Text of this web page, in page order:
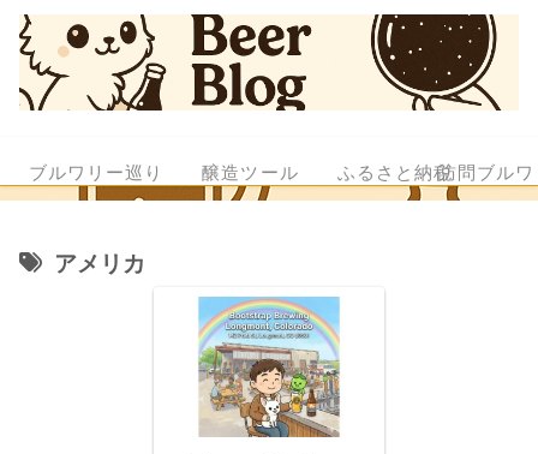
ブルワリー巡り 醸造ツール ふるさと納税訪問ブル
アメリカ